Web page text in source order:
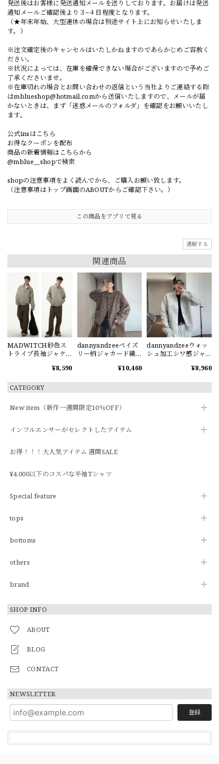
CATEGORY
New item（新作一週間限定10％OFF）
インフルエンサーがセレクトしたアイテム
お得！！！大人気アイテム 週間SALE
¥4,000以下のコスパな半袖Tシャツ
Special feature
tops
bottoms
others
brand
SHOP INFO
ABOUT
BLOG
CONTACT
NEWSLETTER
登録
発送後はお客様に発送通知メールを送りしております。お届けは発送
通知メールご確認後より３~４日程度となります。
（★年末年始、大型連休の場合は別途サイト上にお知らせいたしま
す。）
※注文確定後のキャンセルはいたしかねますのであらかじめご容赦く
ださい。
※状況によっては、在庫を確保できない場合がございますので予めご
了承くださいませ。
※在庫切れの場合とお問い合わせの返信という当社よりご連絡する際
はmblueshop@hotmail.comから送信いたしますので、メールが届
かないときは、まず「迷惑メールのフォルダ」を確認をお願いいたし
ます。
公式insはこちら
お得なクーポンを配布
商品の新着情報はこちらから
@mblue__shopで検索
shopの注意事項をよく読んでから、ご購入お願い致します。
（注意事項はトップ画面のABOUTからご確認下さい。）
この商品をアプリで見る
通報する
関連商品
MADWITCH砂色ス
トライプ長袖ジャケ
¥8,590
dannyandzeeペイズ
リー柄ジャカード織
¥10,460
dannyandzeeウォッ
シュ加工シワ感ジャ
¥8,960